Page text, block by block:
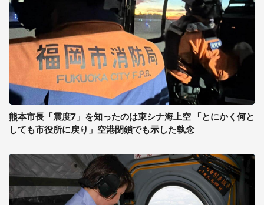
熊本市長「震度7」を知ったのは東シナ海上空 「とにかく何と
しても市役所に戻り」空港閉鎖でも示した執念